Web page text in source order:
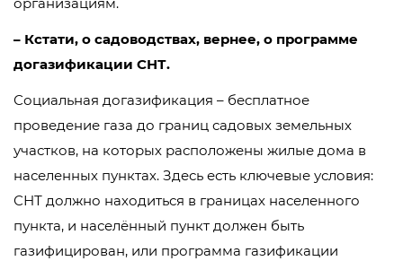
– Кстати, о садоводствах, вернее, о программе
догазификации СНТ.
Социальная догазификация – бесплатное
проведение газа до границ садовых земельных
участков, на которых расположены жилые дома в
населенных пунктах. Здесь есть ключевые условия:
СНТ должно находиться в границах населенного
пункта, и населённый пункт должен быть
газифицирован, или программа газификации